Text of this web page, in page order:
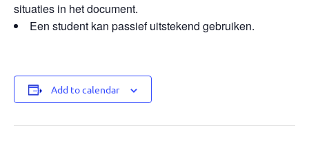
situaties in het document.
Een student kan passief uitstekend gebruiken.
Add to calendar